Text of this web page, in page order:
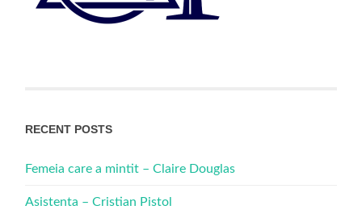
RECENT POSTS
Femeia care a mintit – Claire Douglas
Asistenta – Cristian Pistol